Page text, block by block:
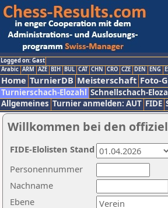
Logged on: Gast
Arabic ARM AZE BIH BUL CAT CHN CRO CZE DEN ENG
Home TurnierDB Meisterschaft Foto-
Turnierschach-Elozahl Schnellschach-
Allgemeines Turnier anmelden: AUT FIDE
Willkommen bei den
Nachname
Ebene
Personennummer
FIDE-Elolisten Stand